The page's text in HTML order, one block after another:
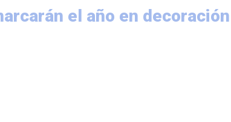
el año en